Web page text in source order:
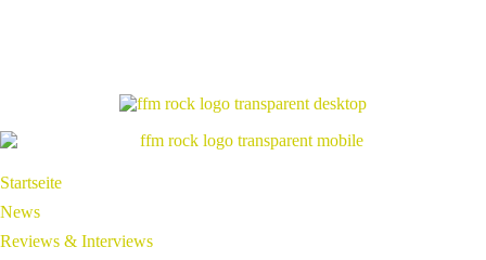
Startseite
News
Reviews & Interviews